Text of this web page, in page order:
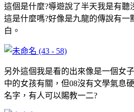
這個是什麼?導遊說了半天我是有聽
這是什麼嗎?好像是九龍的傳說有一
白。
另外這個我是看的出來像是一個女
中的女孩有關，但08沒有文學氣息
名字，有人可以賜教一二?